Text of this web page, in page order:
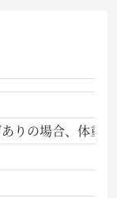
りの場合、体重